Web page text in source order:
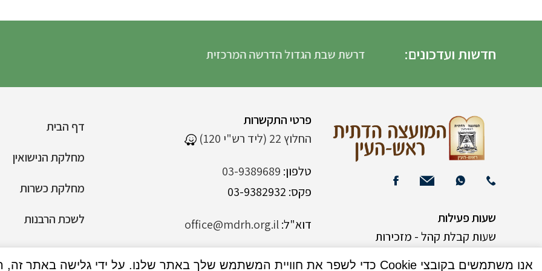
חדשות ועדכונים: דרשת שבת הגדול הדרשה המרכזית
דף הבית
מחלקת הנישואין
מחלקת כשרות
לשכת הרבנות
הצהרת נגישות
פרטי התקשרות
החלוץ 22 (ליד רש"י 120)
טלפון: 03-9389689
פקס: 03-9382932
דוא"ל:office@mdrh.org.il
שעות פעילות
שעות קבלת קהל - מזכירות
אנו משתמשים בקובצי Cookie כדי לשפר את חוויית המשתמש שלך באתר שלנו. על ידי גלישה באתר זה, הנך מסכים לשימוש שלנו בקובצי Cookie.